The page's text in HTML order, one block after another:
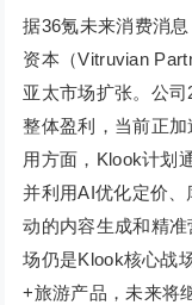
据36氪未来消费消
资本（Vitruvian
亚太市场扩张。公
整体盈利，当前正
用方面，Klook计划
并利用AI优化定价
动的内容生成和精
场仍是Klook核心战
+旅游产品，未来将